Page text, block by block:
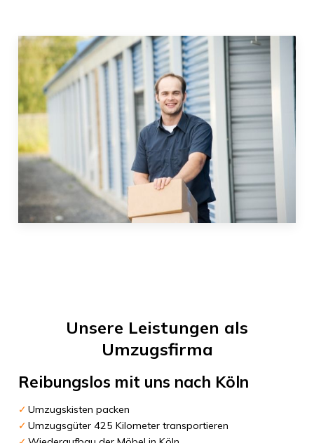
Unsere Leistungen als
Umzugsfirma
Reibungslos mit uns nach Köln
Umzugskisten packen
Umzugsgüter 425 Kilometer transportieren